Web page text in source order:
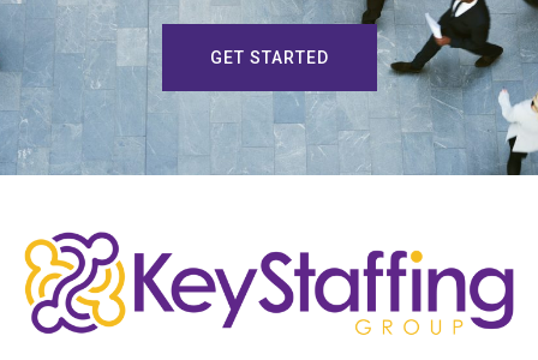
GET STARTED